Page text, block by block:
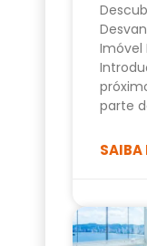
Imóvel
parte
SAIBA